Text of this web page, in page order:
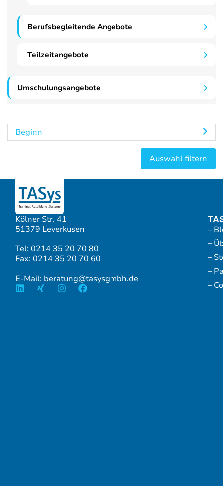
Berufsbegleitende Angebote
Teilzeitangebote
Umschulungsangebote
Beginn
Kölner Str. 41
51379 Leverkusen
Tel: 0214 35 20 70 80
Fax: 0214 35 20 70 60
E-Mail: beratung@tasysgmbh.de
–
–
–
–
–